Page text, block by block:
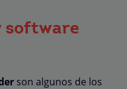
software
son algunos de los